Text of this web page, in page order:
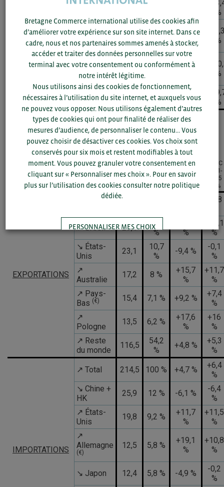
↗ Pays-
50,2
%
↗
Allemagne
(€)
29,1 7,6 %
+16,6
%
-
%
→
Royaume-
Uni
27 7 % — %
%
↗ Reste
du monde
121,8
31,8
%
+19,7
%
%
Top 5 des clients et Top 5 des fournisseurs de la
Bretagne
MONDE
Valeur
en
2025
(Mds€)
Poids
du
marché
en %
Évolution
2024-
2025
TCAC
2021-
2025
en %
EXPORTATIONS
+6,8
↗ Brésil
29,1
13,5
%
%
+14,1
%
↘ États-
Unis
23,1
10,7
%
-9,4 %
-0,1
%
↗
Australie
17,2 8 %
+15,7
%
+11,7
%
↗ Pays-
Bas (€) 15,4 7,1 % +9,2 %
+7,4
%
↗
Pologne
13,5 6,2 %
+17,6
%
+16
%
↗ Reste
du monde
116,5
54,2
%
+4,8 %
+5,3
%
IMPORTATIONS
↗ Total 214,5 100 % +4,7 %
+6,4
%
↘ Chine +
HK
25,9 12 % -6,1 %
-6,4
%
↗ États-
Unis
19,8 9,2 %
+11,7
%
+11,5
%
↗
Allemagne
(€)
12,5 5,8 %
+19,1
%
+10,8
%
↘ Japon 12,4 5,8 % -4,9 %
-0,2
%
Bretagne Commerce international utilise des cookies afin
d’améliorer votre expérience sur son site internet. Dans ce
cadre, nous et nos partenaires sommes amenés à stocker,
accéder et traiter des données personnelles sur votre
terminal avec votre consentement ou conformément à
notre intérêt légitime.
Nous utilisons ainsi des cookies de fonctionnement,
nécessaires à l’utilisation du site internet, et auxquels vous
ne pouvez vous opposer. Nous utilisons également d’autres
types de cookies qui ont pour finalité de réaliser des
mesures d’audience, de personnaliser le contenu... Vous
pouvez choisir de désactiver ces cookies. Vos choix sont
conservés pour six mois et restent modifiables à tout
moment. Vous pouvez granuler votre consentement en
cliquant sur « Personnaliser mes choix ». Pour en savoir
plus sur l’utilisation des cookies consulter notre politique
dédiée.
PERSONNALISER MES CHOIX
TOUT ACCEPTER